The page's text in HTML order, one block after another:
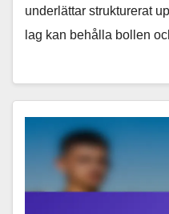
underlättar strukturerat
lag kan behålla bollen